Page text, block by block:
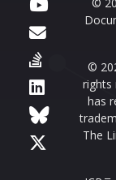
©
rights
has
The